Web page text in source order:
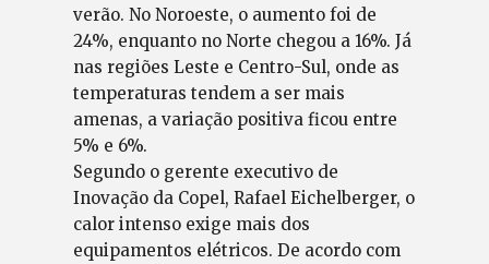
verão. No Noroeste, o aumento foi de
24%, enquanto no Norte chegou a 16%. Já
nas regiões Leste e Centro-Sul, onde as
temperaturas tendem a ser mais
amenas, a variação positiva ficou entre
5% e 6%.
Segundo o gerente executivo de
Inovação da Copel, Rafael Eichelberger, o
calor intenso exige mais dos
equipamentos elétricos. De acordo com